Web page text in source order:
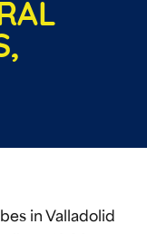
in Valladolid